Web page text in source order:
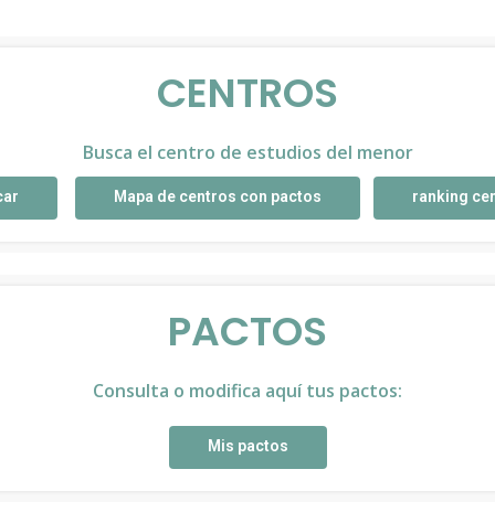
CENTROS
Busca el centro de estudios del menor
Mapa de centros con pactos ranking
PACTOS
Consulta o modifica aquí tus pactos:
Mis pactos